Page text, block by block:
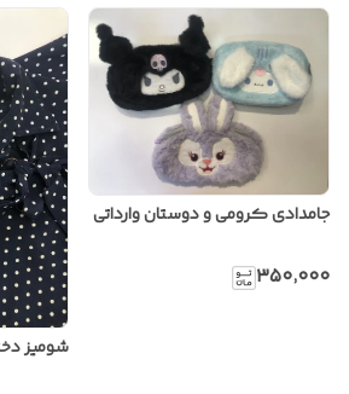
جامدادی کرومی و دوستان وارداتی
۳۵۰٬۰۰۰
شومیز